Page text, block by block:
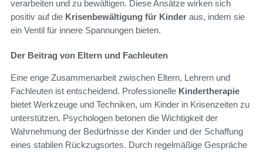
verarbeiten und zu bewältigen. Diese Ansätze wirken sich
positiv auf die Krisenbewältigung für Kinder aus, indem sie
ein Ventil für innere Spannungen bieten.
Der Beitrag von Eltern und Fachleuten
Eine enge Zusammenarbeit zwischen Eltern, Lehrern und
Fachleuten ist entscheidend. Professionelle Kindertherapie
bietet Werkzeuge und Techniken, um Kinder in Krisenzeiten zu
unterstützen. Psychologen betonen die Wichtigkeit der
Wahrnehmung der Bedürfnisse der Kinder und der Schaffung
eines stabilen Rückzugsortes. Durch regelmäßige Gespräche